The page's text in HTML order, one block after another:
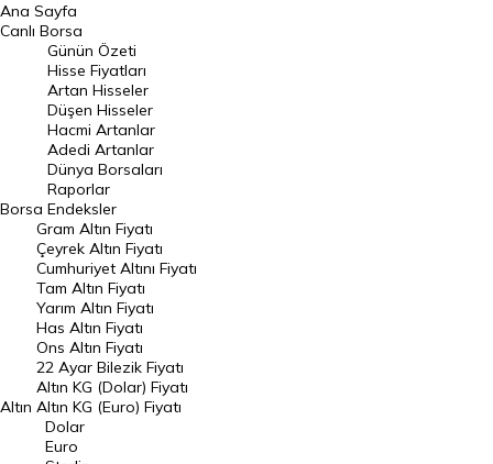
BIST 100 Hisseleri
En Çok Artan Hisseler
En Çok Düşen Hisseler
Hacmi Artanlar
Geçmiş Kapanışlar
Dünya Borsaları
Raporlar
Endeksler
DÖVİZ
Döviz Kuru
Dolar Kuru
Euro Kuru
Pound Kuru
Ana Sayfa
Canlı Borsa
Borsa
Günün Özeti
Hisse Fiyatları
Artan Hisseler
Düşen Hisseler
Hacmi Artanlar
Adedi Artanlar
Dünya Borsaları
Raporlar
Endeksler
Altın
Gram Altın Fiyatı
Çeyrek Altın Fiyatı
Cumhuriyet Altını Fiyatı
Tam Altın Fiyatı
Yarım Altın Fiyatı
Has Altın Fiyatı
Ons Altın Fiyatı
22 Ayar Bilezik Fiyatı
Altın KG (Dolar) Fiyatı
Altın KG (Euro) Fiyatı
Dolar
Euro